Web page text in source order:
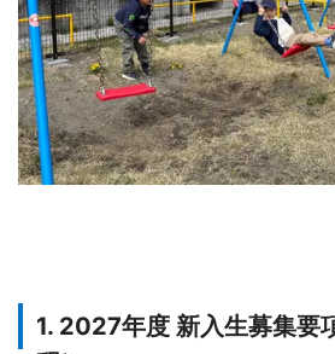
1. 2027年度 新入生募集要